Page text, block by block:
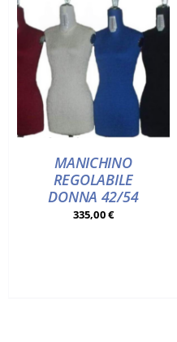
MANICHINO
REGOLABILE
DONNA 42/54
335,00€